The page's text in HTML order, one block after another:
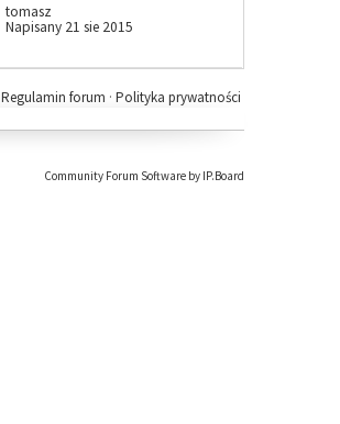
tomasz
Napisany 21 sie 2015
Polityka prywatności
Regulamin forum ·
Community Forum Software by IP.Board